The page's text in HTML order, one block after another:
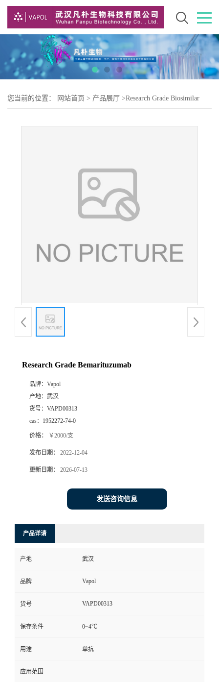
您当前的位置： 网站首页 > 产品展厅 >Research Grade Biosimilar
Research Grade Bemarituzumab
品牌： Vapol
产地： 武汉
货号： VAPD00313
cas： 1952272-74-0
价格： ￥2000/支
发布日期： 2022-12-04
更新日期： 2026-07-13
发送咨询信息
产品详请
产地 武汉
品牌 Vapol
货号 VAPD00313
保存条件 0~4℃
用途 单抗
应用范围